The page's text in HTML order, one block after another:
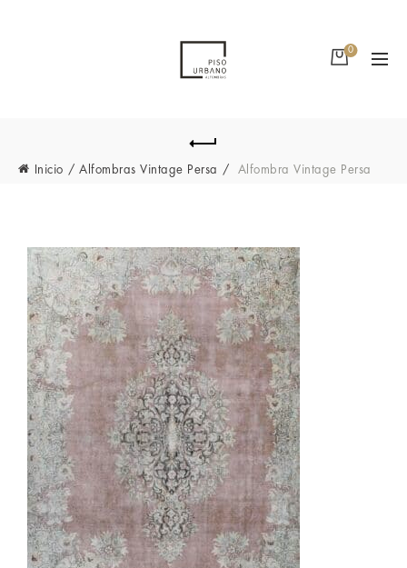
0
Inicio Alfombras Vintage Persa Alfombra Vintage Persa